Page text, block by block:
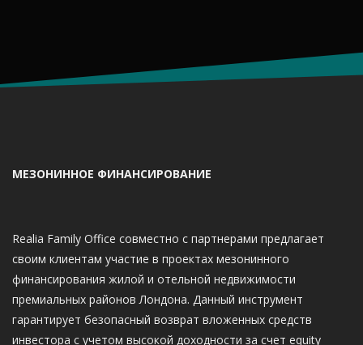
МЕЗОНИННОЕ ФИНАНСИРОВАНИЕ
Realia Family Office совместно с партнерами предлагает
своим клиентам участие в проектах мезонинного
финансирования жилой и отельной недвижимости
премиальных районов Лондона. Данный инструмент
гарантирует безопасный возврат вложенных средств
инвестора с учетом высокой доходности за счет equity